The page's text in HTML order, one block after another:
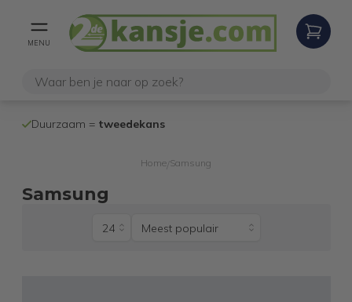
MENU
Duurzaam = tweedekans
Home Samsung
Samsung